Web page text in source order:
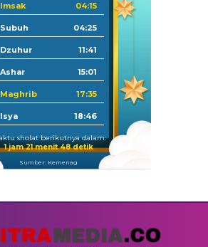
Imsak 04:15
Subuh 04:25
Dzuhur 11:41
Ashar 15:01
Maghrib 17:35
Isya 18:46
sholat berikutnya dalam:
1 jam 21 menit 47 detik
Sumber: Kemenag